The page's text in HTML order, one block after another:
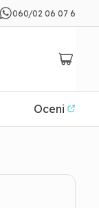
060/02 06 07 6
Oceni